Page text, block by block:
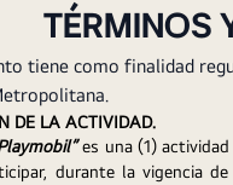
TÉRMINOS
tiene como finalidad
DE LA ACTIVIDAD.
es una (1)
durante la vigencia